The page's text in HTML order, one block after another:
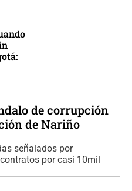
de corrupción
de Nariño
señalados por
por casi 10mil